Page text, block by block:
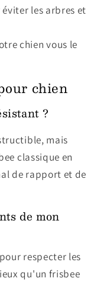
les arbres et
chien vous le
chien
?
mais
classique en
de rapport et de
de mon
respecter les
qu'un frisbee